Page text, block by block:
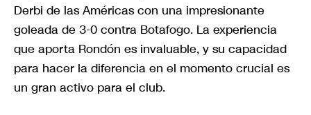
Derbi de las Américas con una impresionante
goleada de 3-0 contra Botafogo. La experiencia
que aporta Rondón es invaluable, y su capacidad
para hacer la diferencia en el momento crucial es
un gran activo para el club.